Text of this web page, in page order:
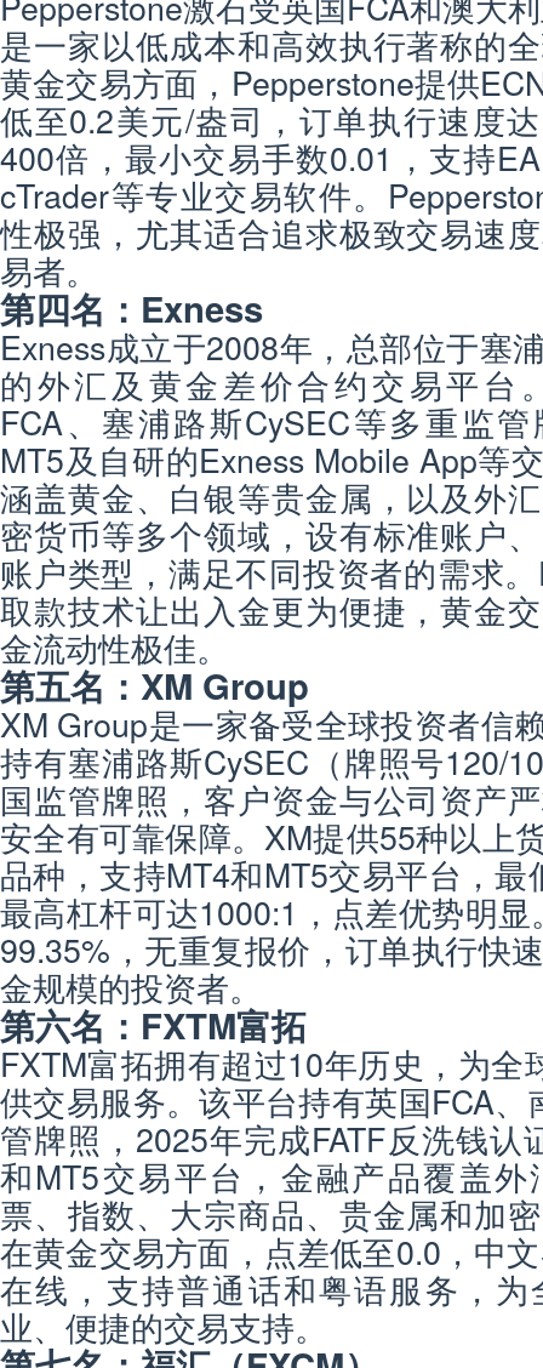
是一家以低成本和高效执行著称的
黄金交易方面，Pepperstone提供
低至0.2美元/盎司，订单执行速度
400倍，最小交易手数0.01，支持
cTrader等专业交易软件。
性极强，尤其适合追求极致交易速
易者。
第四名：Exness
Exness成立于2008年，总部位于塞
的外汇及黄金差价合约交易平台
FCA、塞浦路斯CySEC等多重监
MT5及自研的Exness Mobile App等
涵盖黄金、白银等贵金属，以及外
密货币等多个领域，设有标准账户
账户类型，满足不同投资者的需求
取款技术让出入金更为便捷，黄金
金流动性极佳。
第五名：XM Group
XM Group是一家备受全球投资者信
持有塞浦路斯CySEC（牌照号120/
国监管牌照，客户资金与公司资产
安全有可靠保障。XM提供55种以上
品种，支持MT4和MT5交易平台，
最高杠杆可达1000:1，点差优势明
99.35%，无重复报价，订单执行快
金规模的投资者。
第六名：FXTM富拓
FXTM富拓拥有超过10年历史，为全
供交易服务。该平台持有英国FCA、
管牌照，2025年完成FATF反洗钱认
和MT5交易平台，金融产品覆盖
票、指数、大宗商品、贵金属和加
在黄金交易方面，点差低至0.0，中
在线，支持普通话和粤语服务，
业、便捷的交易支持。